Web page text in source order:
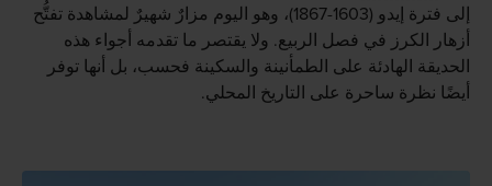
إلى فترة إيدو (1603-1867)، وهو اليوم مزارٌ شهيرٌ لمشاهدة تفتُّح
أزهار الكرز في فصل الربيع. ولا يقتصر ما تقدمه أجواء هذه
الحديقة الهادئة على الطمأنينة والسكينة فحسب، بل أنها توفر
أيضًا نظرة ساحرة على التاريخ المحلي.